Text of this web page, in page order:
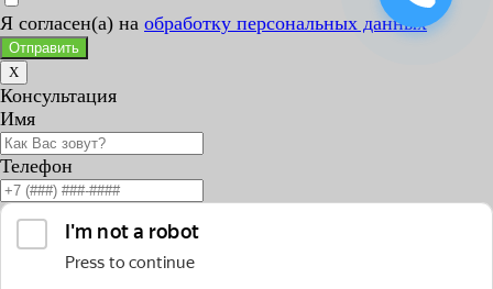
Я согласен(а) на обработку персональных данных
Отправить
X
Консультация
Имя
Телефон